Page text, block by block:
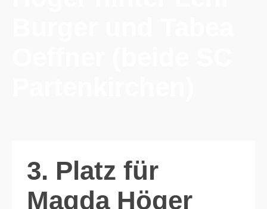
3. Platz für
Magda Höger